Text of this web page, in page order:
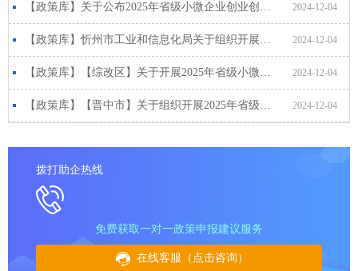
2024-12-04
2024-12-04
2024-12-04
2024-12-04
拨打助企热线
免费获取一对一政策申报建议服务
在线客服（点击咨询）